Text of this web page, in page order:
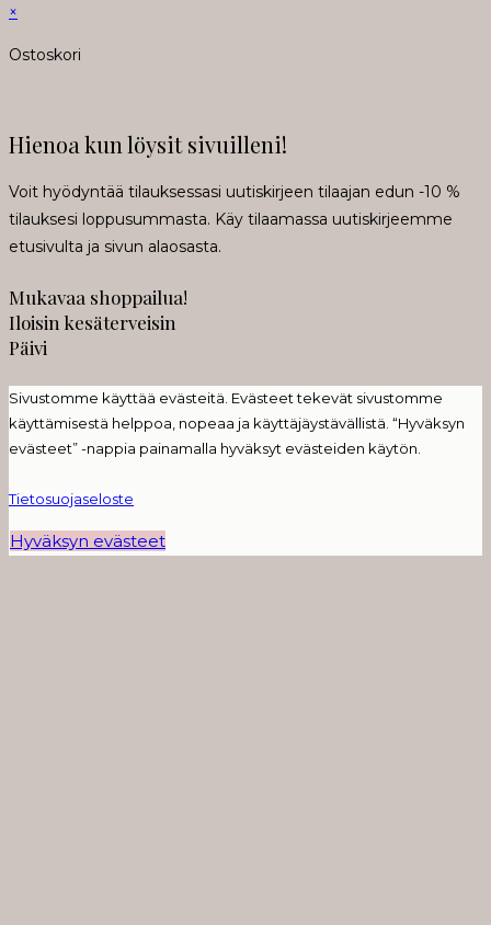
×
Ostoskori
Hienoa kun löysit sivuilleni!
Voit hyödyntää tilauksessasi uutiskirjeen tilaajan edun -10 %
tilauksesi loppusummasta. Käy tilaamassa uutiskirjeemme
etusivulta ja sivun alaosasta.
Mukavaa shoppailua!
Iloisin kesäterveisin
Päivi
Sivustomme käyttää evästeitä. Evästeet tekevät sivustomme
käyttämisestä helppoa, nopeaa ja käyttäjäystävällistä. “Hyväksyn
evästeet” -nappia painamalla hyväksyt evästeiden käytön.
Tietosuojaseloste
Hyväksyn evästeet